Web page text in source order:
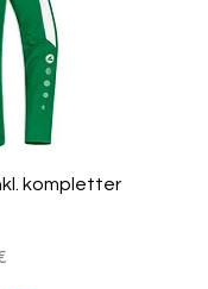
kompletter